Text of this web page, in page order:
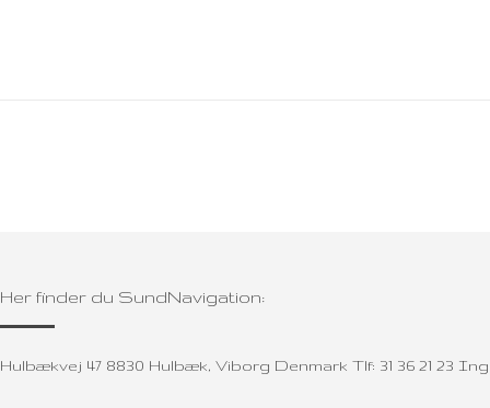
Her finder du SundNavigation:
Hulbækvej 47 8830 Hulbæk, Viborg Denmark Tlf: 31 36 21 23